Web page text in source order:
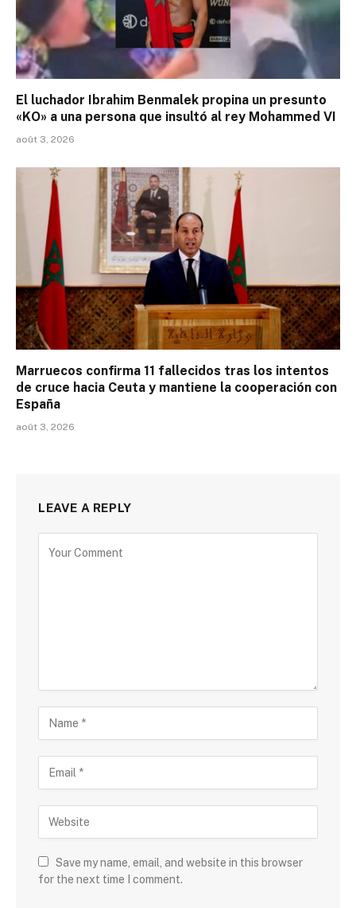
El luchador Ibrahim Benmalek propina un presunto
«KO» a una persona que insultó al rey Mohammed VI
août 3, 2026
Marruecos confirma 11 fallecidos tras los intentos
de cruce hacia Ceuta y mantiene la cooperación con
España
août 3, 2026
LEAVE A REPLY
Save my name, email, and website in this browser
for the next time I comment.